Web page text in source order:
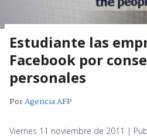
Estudiante las
Facebook por
personales
PorAgencia AFP
Viernes 11 noviembre de 2011 |